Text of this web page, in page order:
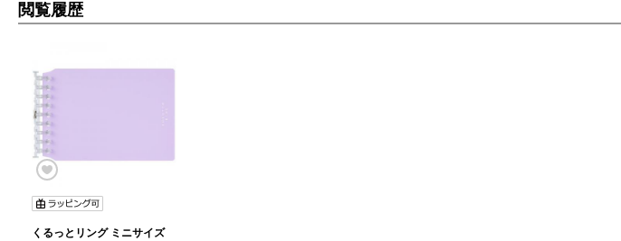
閲覧履歴
くるっとリング ミニサイズ